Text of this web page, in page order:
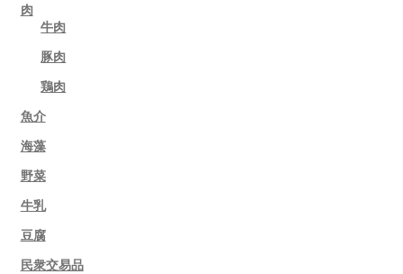
肉
牛肉
豚肉
鶏肉
魚介
海藻
野菜
牛乳
豆腐
民衆交易品